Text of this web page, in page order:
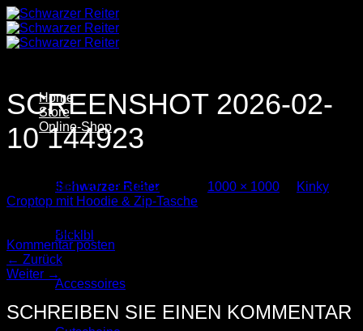
Zum
Inhalt
springen
Home
Store
Online-Shop
Schwarzer Reiter
Blcklbl
Accessoires
SCREENSHOT 2026-02-
10 144923
Veröffentlicht10. Februar 2026 1000 × 1000
Kinky
Croptop mit Hoodie & Zip-Tasche
Trackbacks sind geschlossen, aber Sie können einen
Kommentar posten
← Zurück
Weiter →
SCHREIBEN SIE EINEN KOMMENTAR